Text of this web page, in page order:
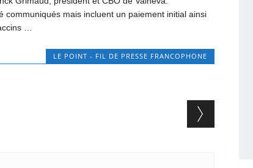
communiqués mais incluent un paiement initial ainsi
…
LE POINT - FIL DE PRESSE FRANCOPHONE